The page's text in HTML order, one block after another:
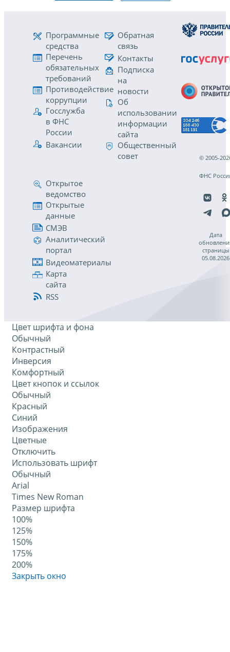
Программные
средства
Перечень
обязательных
требований
Противодействие
коррупции
Госслужба
в ФНС
России
Вакансии
Обратная
связь
Контакты
Подписка
на
новости
Об
использовании
информации
сайта
Общественный
совет
Открытое
ведомство
Открытые
данные
СМЭВ
Аналитический
портал
Видеоматериалы
Карта
сайта
RSS
© 2005-
ФНС
Дата
страницы
05.08.2026
Цвет шрифта и фона
Обычный
Контрастный
Инверсия
Комфортный
Цвет кнопок и ссылок
Обычный
Красный
Синий
Изображения
Цветные
Отключить
Использовать шрифт
Обычный
Arial
Times New Roman
Размер шрифта
100%
125%
150%
175%
200%
Закрыть окно